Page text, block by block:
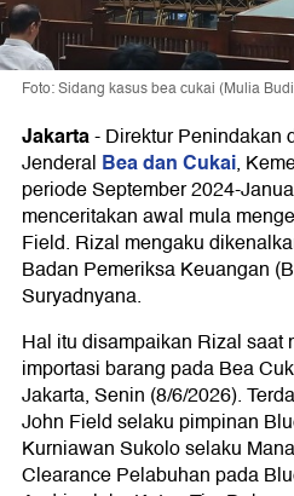
Foto: Sidang kasus bea cukai (Mulia
Jakarta-Direktur Penindakan
Jenderal Bea dan Cukai,
periode September 2024-
menceritakan awal mula
Field. Rizal mengaku
Badan Pemeriksa Keuangan
Suryadnyana.
Hal itu disampaikan Rizal saat
importasi barang pada Bea
Jakarta, Senin (8/6/2026).
John Field selaku pimpinan
Kurniawan Sukolo selaku
Clearance Pelabuhan pada